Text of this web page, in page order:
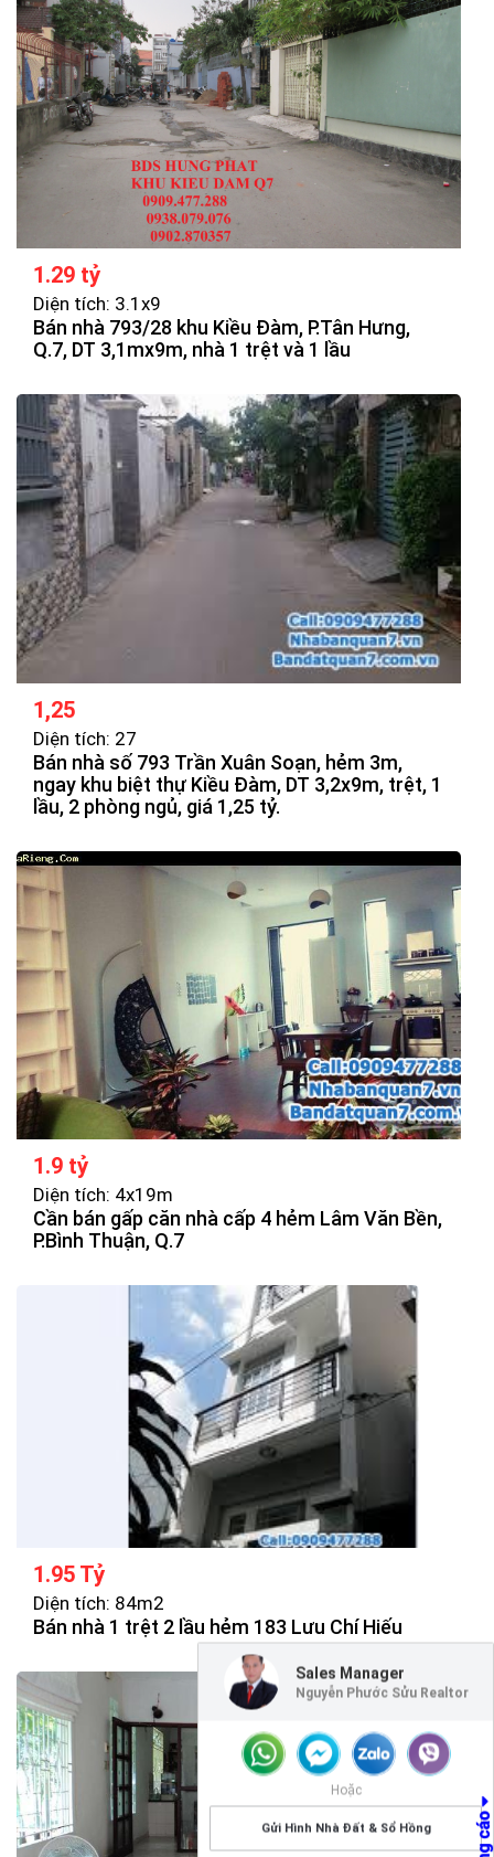
Sales Manager
Nguyễn Phước Sửu Realtor
Hoặc
Gửi Hình Nhà Đất & Sổ Hồng
1.29 tỷ
Diện tích: 3.1x9
Bán nhà 793/28 khu Kiều Đàm, P.Tân Hưng,
Q.7, DT 3,1mx9m, nhà 1 trệt và 1 lầu
1,25
Diện tích: 27
Bán nhà số 793 Trần Xuân Soạn, hẻm 3m,
ngay khu biệt thự Kiều Đàm, DT 3,2x9m, trệt, 1
lầu, 2 phòng ngủ, giá 1,25 tỷ.
1.9 tỷ
Diện tích: 4x19m
Cần bán gấp căn nhà cấp 4 hẻm Lâm Văn Bền,
P.Bình Thuận, Q.7
1.95 Tỷ
Diện tích: 84m2
Bán nhà 1 trệt 2 lầu hẻm 183 Lưu Chí Hiếu